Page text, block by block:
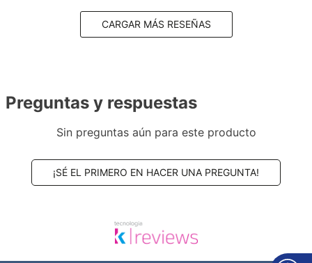
CARGAR MÁS RESEÑAS
Preguntas y respuestas
Sin preguntas aún para este producto
¡SÉ EL PRIMERO EN HACER UNA PREGUNTA!